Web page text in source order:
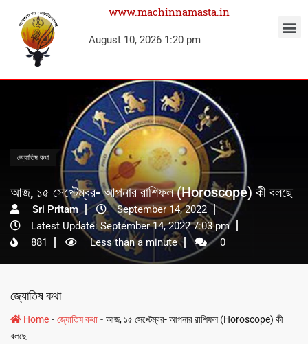
www.machinnamasta.in
August 10, 2026 1:20 pm
জ্যোতিষ কথা
আজ, ১৫ সেপ্টেম্বর- আপনার রাশিফল (Horoscope) কী বলছে
Sri Pritam
September 14, 2022
Latest Update: September 14, 2022 7:03 pm
881
Less than a minute 0
জ্যোতিষ কথা
Home - জ্যোতিষ কথা - আজ, ১৫ সেপ্টেম্বর- আপনার রাশিফল (Horoscope) কী
বলছে